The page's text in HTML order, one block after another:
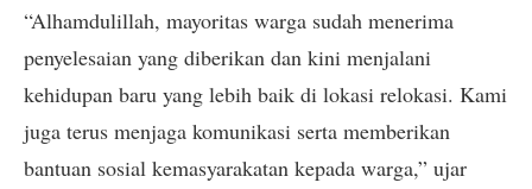
“Alhamdulillah, mayoritas warga sudah menerima
penyelesaian yang diberikan dan kini menjalani
kehidupan baru yang lebih baik di lokasi relokasi. Kami
juga terus menjaga komunikasi serta memberikan
bantuan sosial kemasyarakatan kepada warga,” ujar